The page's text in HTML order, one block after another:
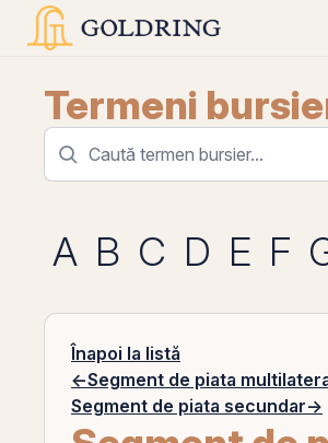
Termeni
A B C D E F
Înapoi la listă
←Segment de piata
Segment de piata secundar→